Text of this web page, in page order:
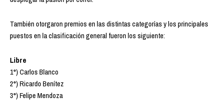
También otorgaron premios en las distintas categorías y los principales
puestos en la clasificación general fueron los siguiente:
Libre
1°) Carlos Blanco
2°) Ricardo Benítez
3°) Felipe Mendoza